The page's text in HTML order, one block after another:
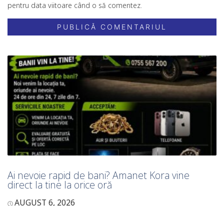
pentru data viitoare când o să comentez.
Ai nevoie rapid de bani? Amanet Kora vine
direct la tine la orice oră
AUGUST 6, 2026